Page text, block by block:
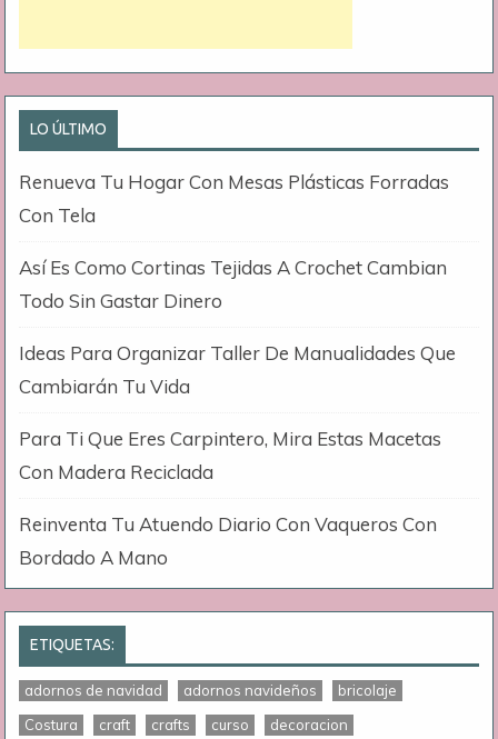
LO ÚLTIMO
Renueva Tu Hogar Con Mesas Plásticas Forradas
Con Tela
Así Es Como Cortinas Tejidas A Crochet Cambian
Todo Sin Gastar Dinero
Ideas Para Organizar Taller De Manualidades Que
Cambiarán Tu Vida
Para Ti Que Eres Carpintero, Mira Estas Macetas
Con Madera Reciclada
Reinventa Tu Atuendo Diario Con Vaqueros Con
Bordado A Mano
ETIQUETAS:
adornos de navidad adornos navideños
bricolaje
Costura
craft crafts curso
decoracion